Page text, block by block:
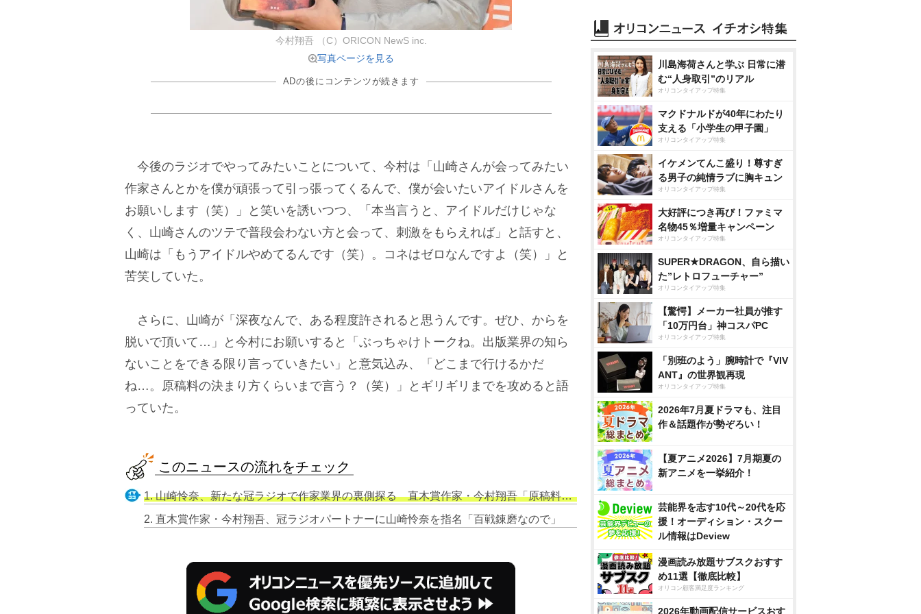
今村翔吾 （C）ORICON NewS inc.
写真ページを見る
ADの後にコンテンツが続きます
今後のラジオでやってみたいことについて、今村は「山崎さんが会ってみたい
作家さんとかを僕が頑張って引っ張ってくるんで、僕が会いたいアイドルさんを
お願いします（笑）」と笑いを誘いつつ、「本当言うと、アイドルだけじゃな
く、山崎さんのツテで普段会わない方と会って、刺激をもらえれば」と話すと、
山崎は「もうアイドルやめてるんです（笑）。コネはゼロなんですよ（笑）」と
苦笑していた。
さらに、山崎が「深夜なんで、ある程度許されると思うんです。ぜひ、からを
脱いで頂いて…」と今村にお願いすると「ぶっちゃけトークね。出版業界の知ら
ないことをできる限り言っていきたい」と意気込み、「どこまで行けるかだ
ね…。原稿料の決まり方くらいまで言う？（笑）」とギリギリまでを攻めると語
っていた。
このニュースの流れをチェック
1. 山崎怜奈、新たな冠ラジオで作家業界の裏側探る 直木賞作家・今村翔吾「原稿料まで言う？」
2. 直木賞作家・今村翔吾、冠ラジオパートナーに山崎怜奈を指名「百戦錬磨なので」
川島海荷さんと学ぶ 日常に潜
む“人身取引”のリアル
オリコンタイアップ特集
マクドナルドが40年にわたり
支える「小学生の甲子園」
オリコンタイアップ特集
イケメンてんこ盛り！尊すぎ
る男子の純情ラブに胸キュン
オリコンタイアップ特集
大好評につき再び！ファミマ
名物45％増量キャンペーン
オリコンタイアップ特集
SUPER★DRAGON、自ら描い
た”レトロフューチャー”
オリコンタイアップ特集
【驚愕】メーカー社員が推す
「10万円台」神コスパPC
オリコンタイアップ特集
「別班のよう」腕時計で『VIV
ANT』の世界観再現
オリコンタイアップ特集
2026年7月夏ドラマも、注目
作＆話題作が勢ぞろい！
【夏アニメ2026】7月期夏の
新アニメを一挙紹介！
芸能界を志す10代～20代を応
援！オーディション・スクー
ル情報はDeview
漫画読み放題サブスクおすす
め11選【徹底比較】
オリコン顧客満足度ランキング
2026年動画配信サービスおす